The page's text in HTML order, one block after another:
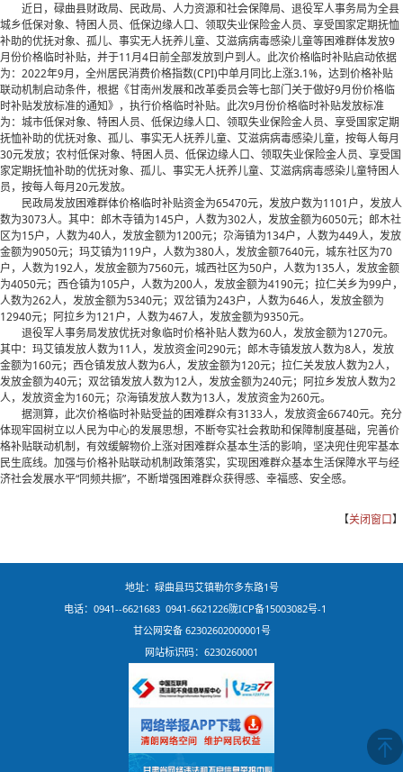
近日，碌曲县财政局、民政局、人力资源和社会保障局、退役军人事务局为全县
城乡低保对象、特困人员、低保边缘人口、领取失业保险金人员、享受国家定期抚恤
补助的优抚对象、孤儿、事实无人抚养儿童、艾滋病病毒感染儿童等困难群体发放9
月份价格临时补贴，并于11月4日前全部发放到户到人。此次价格临时补贴启动依据
为：2022年9月，全州居民消费价格指数(CPI)中单月同比上涨3.1%，达到价格补贴
联动机制启动条件，根据《甘南州发展和改革委员会等七部门关于做好9月份价格临
时补贴发放标准的通知》，执行价格临时补贴。此次9月份价格临时补贴发放标准
为：城市低保对象、特困人员、低保边缘人口、领取失业保险金人员、享受国家定期
抚恤补助的优抚对象、孤儿、事实无人抚养儿童、艾滋病病毒感染儿童，按每人每月
30元发放；农村低保对象、特困人员、低保边缘人口、领取失业保险金人员、享受国
家定期抚恤补助的优抚对象、孤儿、事实无人抚养儿童、艾滋病病毒感染儿童特困人
员，按每人每月20元发放。
民政局发放困难群体价格临时补贴资金为65470元，发放户数为1101户，发放人
数为3073人。其中：郎木寺镇为145户，人数为302人，发放金额为6050元；郎木社
区为15户，人数为40人，发放金额为1200元；尕海镇为134户，人数为449人，发放
金额为9050元；玛艾镇为119户，人数为380人，发放金额7640元，城东社区为70
户，人数为192人，发放金额为7560元，城西社区为50户，人数为135人，发放金额
为4050元；西仓镇为105户，人数为200人，发放金额为4190元；拉仁关乡为99户，
人数为262人，发放金额为5340元；双岔镇为243户，人数为646人，发放金额为
12940元；阿拉乡为121户，人数为467人，发放金额为9350元。
退役军人事务局发放优抚对象临时价格补贴人数为60人，发放金额为1270元。
其中：玛艾镇发放人数为11人，发放资金问290元；郎木寺镇发放人数为8人，发放
金额为160元；西仓镇发放人数为6人，发放金额为120元；拉仁关发放人数为2人，
发放金额为40元；双岔镇发放人数为12人，发放金额为240元；阿拉乡发放人数为2
人，发放资金为160元；尕海镇发放人数为13人，发放资金为260元。
据测算，此次价格临时补贴受益的困难群众有3133人，发放资金66740元。充分
体现牢固树立以人民为中心的发展思想，不断夸实社会救助和保障制度基础，完善价
格补贴联动机制，有效缓解物价上涨对困难群众基本生活的影响，坚决兜住兜牢基本
民生底线。加强与价格补贴联动机制政策落实，实现困难群众基本生活保障水平与经
济社会发展水平“同频共振”，不断增强困难群众获得感、幸福感、安全感。
【关闭窗口】
地址：碌曲县玛艾镇勒尔多东路1号
电话：0941--6621683 0941-6621226陇ICP备15003082号-1
甘公网安备 62302602000001号
网站标识码：6230260001